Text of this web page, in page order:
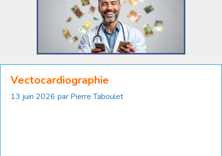
Vectocardiographie
13 juin 2026 par Pierre Taboulet